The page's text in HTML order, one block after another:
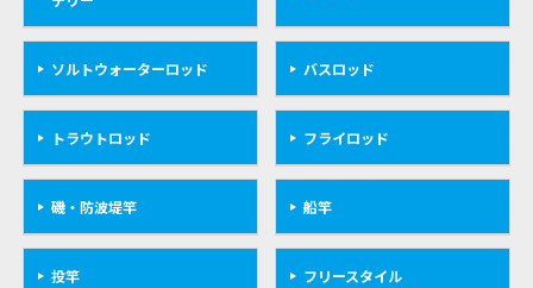
ソルトウォーターロッド バスロッド
トラウトロッド フライロッド
磯・防波堤竿 船竿
投竿 フリースタイル